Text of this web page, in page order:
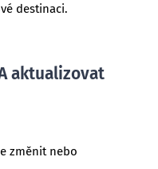
destinaci.
aktualizovat
změnit nebo